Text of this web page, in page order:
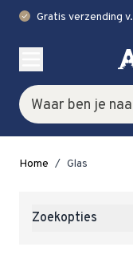
check Gratis verzending
Zoek
Home / Glas
Zoekopties